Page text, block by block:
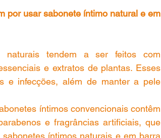
por usar sabonete íntimo natural e em
tendem a ser feitos com
e extratos de plantas. Esses
e infecções, além de manter a pele
íntimos convencionais contêm
e fragrâncias artificiais, que
íntimos naturais e em barra